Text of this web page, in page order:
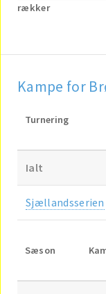
rækker
Kampe for
Turnering
Ialt
Sjællandsserien
Sæson